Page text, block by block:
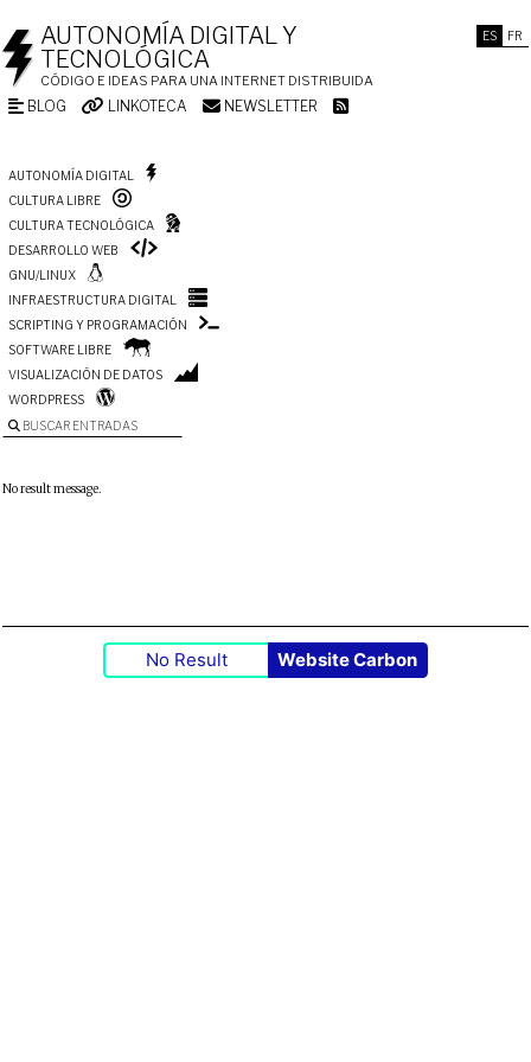
ES FR
AUTONOMÍA DIGITAL Y
TECNOLÓGICA
CÓDIGO E IDEAS PARA UNA INTERNET DISTRIBUIDA
BLOG LINKOTECA NEWSLETTER
AUTONOMÍA DIGITAL
CULTURA LIBRE
CULTURA TECNOLÓGICA
DESARROLLO WEB
GNU/LINUX
INFRAESTRUCTURA DIGITAL
SCRIPTING Y PROGRAMACIÓN
SOFTWARE LIBRE
VISUALIZACIÓN DE DATOS
WORDPRESS
BUSCAR ENTRADAS
No result message.
No Result Website Carbon